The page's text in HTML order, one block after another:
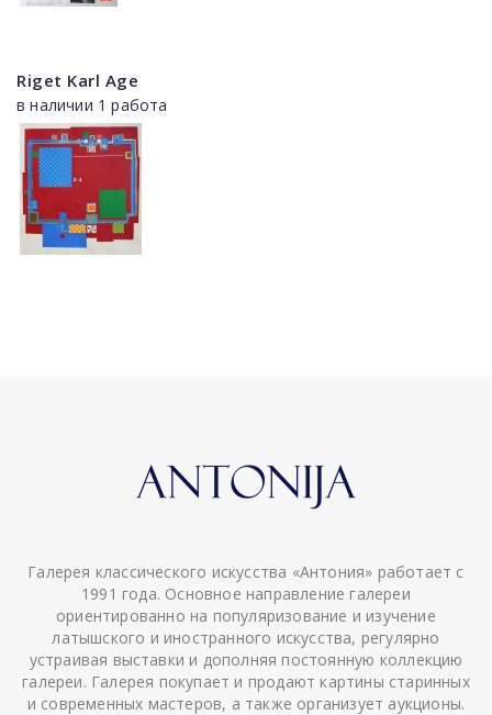
Riget Karl Age
в наличии 1 работа
Галерея классического искусства «Антония» работает с
1991 года. Основное направление галереи
ориентированно на популяризование и изучение
латышского и иностранного искусства, регулярно
устраивая выставки и дополняя постоянную коллекцию
галереи. Галерея покупает и продают картины старинных
и современных мастеров, а также организует аукционы.